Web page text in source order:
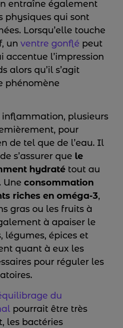
entraîne également
physiques qui sont
Lorsqu’elle touche
un ventre gonflé peut
accentue l’impression
alors qu’il s’agit
phénomène
inflammation, plusieurs
pour
de tel que de l’eau. Il
s’assurer que le
hydraté tout au
Une consommation
riches en oméga-3,
gras ou les fruits à
à apaiser le
légumes, épices et
quant à eux les
pour réguler les
du
pourrait être très
les bactéries